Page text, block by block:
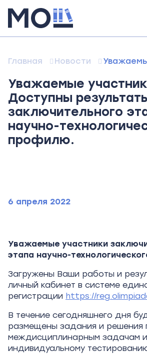
Главная Новости
Уважаемые
Доступны
заключительного
научно-
профилю.
6 апреля 2022
Уважаемые участники
этапа научно-
Загружены Ваши работы и
личный кабинет в системе
регистрации https://
В течение сегодняшнего дня
размещены задания и решения
междисциплинарным задачам и
индивидуальному